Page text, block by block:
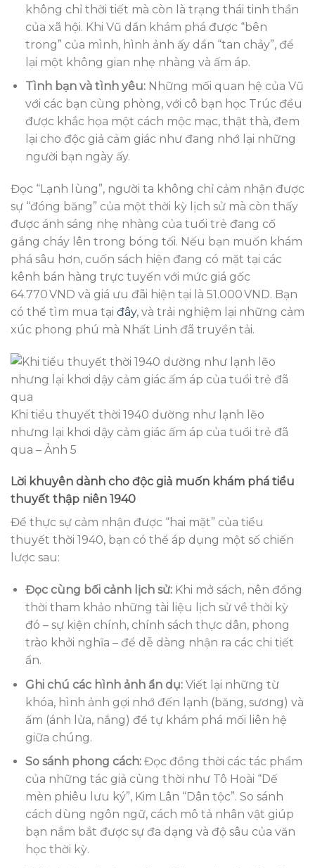
không chỉ thời tiết mà còn là trạng thái tinh thần
của xã hội. Khi Vũ dần khám phá được “bên
trong” của mình, hình ảnh ấy dần “tan chảy”, để
lại một không gian nhẹ nhàng và ấm áp.
Tình bạn và tình yêu:Những mối quan hệ của Vũ
với các bạn cùng phòng, với cô bạn học Trúc đều
được khắc họa một cách mộc mạc, thật thà, đem
lại cho độc giả cảm giác như đang nhớ lại những
người bạn ngày ấy.
Đọc “Lạnh lùng”, người ta không chỉ cảm nhận được
sự “đóng băng” của một thời kỳ lịch sử mà còn thấy
được ánh sáng nhẹ nhàng của tuổi trẻ đang cố
gắng cháy lên trong bóng tối. Nếu bạn muốn khám
phá sâu hơn, cuốn sách hiện đang có mặt tại các
kênh bán hàng trực tuyến với mức giá gốc
64.770 VND và giá ưu đãi hiện tại là 51.000 VND. Bạn
có thể tìm mua tại đây, và trải nghiệm lại những cảm
xúc phong phú mà Nhất Linh đã truyền tải.
Khi tiểu thuyết thời 1940 dường như lạnh lẽo
nhưng lại khơi dậy cảm giác ấm áp của tuổi trẻ đã
qua – Ảnh 5
Lời khuyên dành cho độc giả muốn khám phá tiểu
thuyết thập niên 1940
Để thực sự cảm nhận được “hai mặt” của tiểu
thuyết thời 1940, bạn có thể áp dụng một số chiến
lược sau:
Đọc cùng bối cảnh lịch sử:Khi mở sách, nên đồng
thời tham khảo những tài liệu lịch sử về thời kỳ
đó – sự kiện chính, chính sách thực dân, phong
trào khởi nghĩa – để dễ dàng nhận ra các chi tiết
ẩn.
Ghi chú các hình ảnh ẩn dụ:Viết lại những từ
khóa, hình ảnh gợi nhớ đến lạnh (băng, sương) và
ấm (ánh lửa, nắng) để tự khám phá mối liên hệ
giữa chúng.
So sánh phong cách:Đọc đồng thời các tác phẩm
của những tác giả cùng thời như Tô Hoài “Dế
mèn phiêu lưu ký”, Kim Lân “Dân tộc”. So sánh
cách dùng ngôn ngữ, cách mô tả nhân vật giúp
bạn nắm bắt được sự đa dạng và độ sâu của văn
học thời kỳ.